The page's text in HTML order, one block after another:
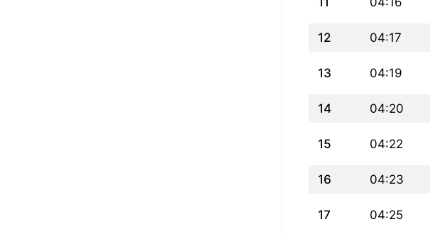
12 04:17
13 04:19
14 04:20
15 04:22
16 04:23
17 04:25